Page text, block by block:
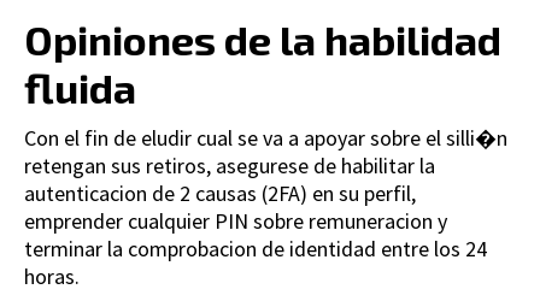
Opiniones de la habilidad
fluida
Con el fin de eludir cual se va a apoyar sobre el silli�n
retengan sus retiros, asegurese de habilitar la
autenticacion de 2 causas (2FA) en su perfil,
emprender cualquier PIN sobre remuneracion y
terminar la comprobacion de identidad entre los 24
horas.